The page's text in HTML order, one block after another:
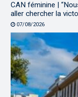
CAN féminine |
aller chercher la
07/08/2026